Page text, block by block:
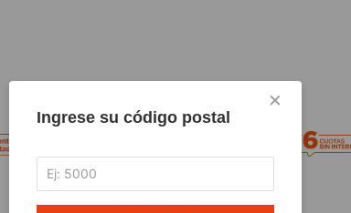
×
Ingrese su código postal